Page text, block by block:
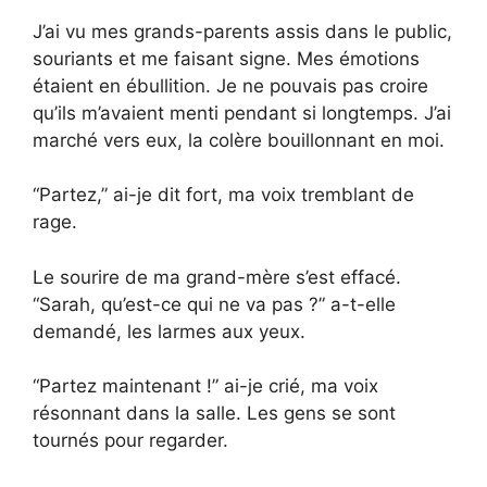
J’ai vu mes grands-parents assis dans le public,
souriants et me faisant signe. Mes émotions
étaient en ébullition. Je ne pouvais pas croire
qu’ils m’avaient menti pendant si longtemps. J’ai
marché vers eux, la colère bouillonnant en moi.
“Partez,” ai-je dit fort, ma voix tremblant de
rage.
Le sourire de ma grand-mère s’est effacé.
“Sarah, qu’est-ce qui ne va pas ?” a-t-elle
demandé, les larmes aux yeux.
“Partez maintenant !” ai-je crié, ma voix
résonnant dans la salle. Les gens se sont
tournés pour regarder.